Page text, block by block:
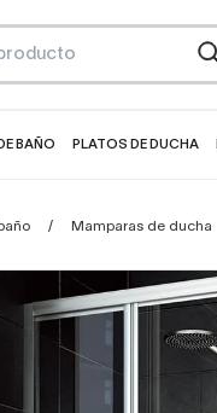
BAÑO PLATOS DE DUCHA
Mamparas de ducha